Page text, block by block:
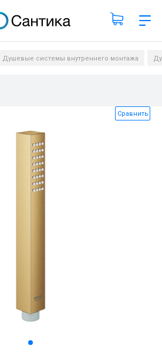
Поиск по каталогу
Душевые системы внутреннего монтажа
Сравнить